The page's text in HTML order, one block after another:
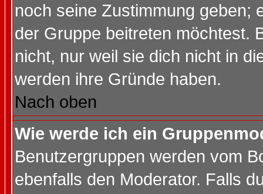
noch seine Zustimmung geben;
der Gruppe beitreten möchtest.
nicht, nur weil sie dich nicht in
werden ihre Gründe haben.
Nach oben
Wie werde ich ein
Benutzergruppen werden vom
ebenfalls den Moderator. Falls